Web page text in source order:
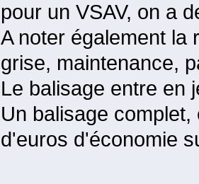
pour un VSAV, on a
A noter également la
grise, maintenance,
Le balisage entre en
Un balisage
d'euros d'économie